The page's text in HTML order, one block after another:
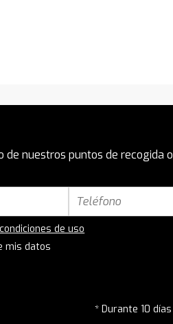
de nuestros puntos de recogida o
condiciones de uso
mis datos
* Durante 10